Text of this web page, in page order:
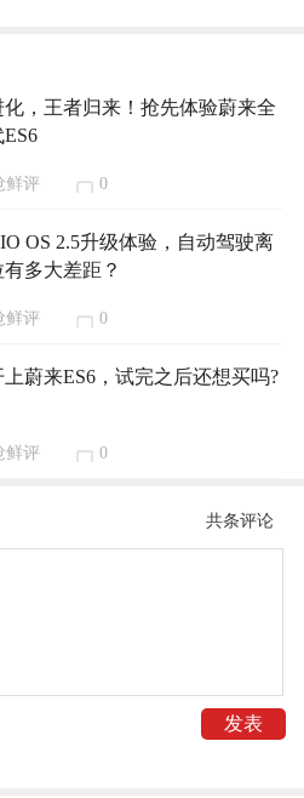
化，王者归来！抢先体验蔚来全
鲜评 0
OS 2.5升级体验，自动驾驶离
多大差距？
鲜评 0
蔚来ES6，试完之后还想买吗?
鲜评 0
共条评论